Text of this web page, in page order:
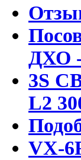
ДХО -
3S
L2
VX-